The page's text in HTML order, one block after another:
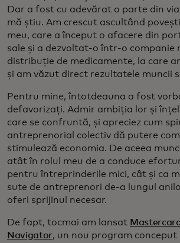
Dar a fost cu adevărat o parte din
mă știu. Am crescut ascultând
meu, care a început o afacere din
sale și a dezvoltat-o într-o companie
distribuție de medicamente, la care
și am văzut direct rezultatele muncii
Pentru mine, întotdeauna a fost
defavorizați. Admir ambiția lor și
care se confruntă, și apreciez cum
antreprenorial colectiv dă putere
stimulează economia. De aceea
atât în rolul meu de a conduce
pentru întreprinderile mici, cât și ca
sute de antreprenori de-a lungul
oferi sprijinul necesar.
De fapt, tocmai am lansat
Navigator, un nou program